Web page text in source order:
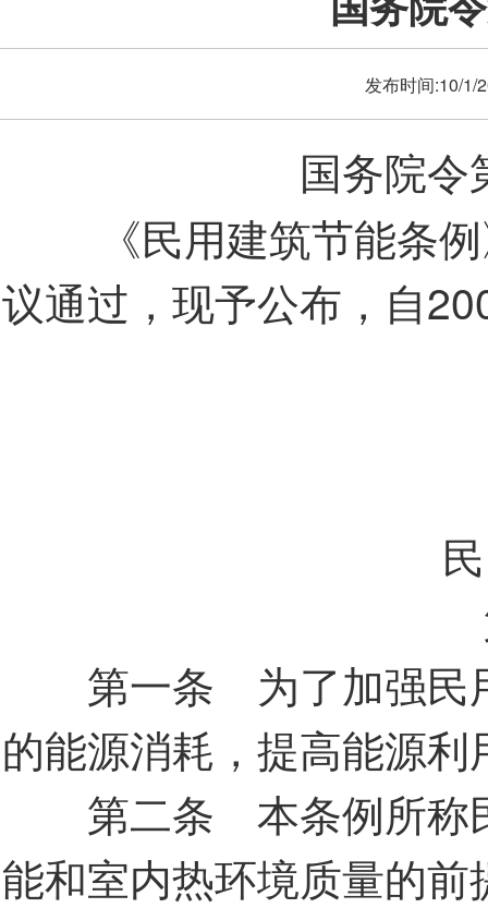
国务院
发布时间:10/
国务院令
《民用建筑节能条例
议通过，现予公布，自
第一条 为了加强民用
的能源消耗，提高能源
第二条 本条例所称民
能和室内热环境质量的